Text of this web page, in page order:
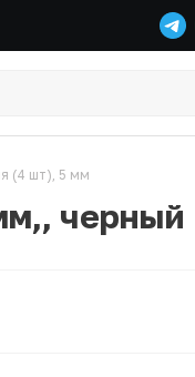
(4 шт), 5 мм
черный